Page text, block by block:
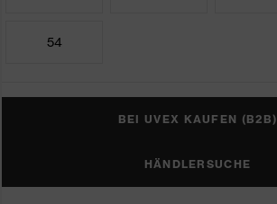
54
BEI UVEX KAUFEN (B2B)
HÄNDLERSUCHE